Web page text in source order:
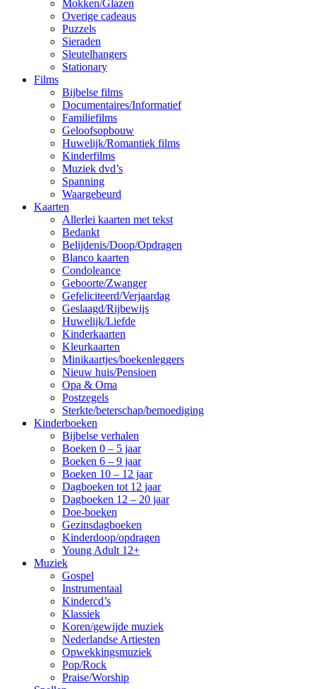
Mokken/Glazen
Overige cadeaus
Puzzels
Sieraden
Sleutelhangers
Stationary
Films
Bijbelse films
Documentaires/Informatief
Familiefilms
Geloofsopbouw
Huwelijk/Romantiek films
Kinderfilms
Muziek dvd’s
Spanning
Waargebeurd
Kaarten
Allerlei kaarten met tekst
Bedankt
Belijdenis/Doop/Opdragen
Blanco kaarten
Condoleance
Geboorte/Zwanger
Gefeliciteerd/Verjaardag
Geslaagd/Rijbewijs
Huwelijk/Liefde
Kinderkaarten
Kleurkaarten
Minikaartjes/boekenleggers
Nieuw huis/Pensioen
Opa & Oma
Postzegels
Sterkte/beterschap/bemoediging
Kinderboeken
Bijbelse verhalen
Boeken 0 – 5 jaar
Boeken 6 – 9 jaar
Boeken 10 – 12 jaar
Dagboeken tot 12 jaar
Dagboeken 12 – 20 jaar
Doe-boeken
Gezinsdagboeken
Kinderdoop/opdragen
Young Adult 12+
Muziek
Gospel
Instrumentaal
Kindercd’s
Klassiek
Koren/gewijde muziek
Nederlandse Artiesten
Opwekkingsmuziek
Pop/Rock
Praise/Worship